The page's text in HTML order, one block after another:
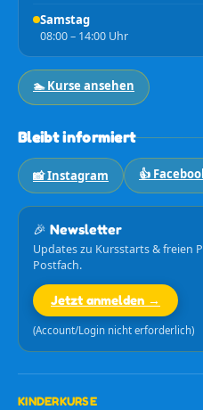
Samstag
08:00 – 14:00 Uhr
🏊 Kurse ansehen
Bleibt informiert
📸 Instagram 👍
🎉 Newsletter
Updates zu Kursstarts & freien
Postfach.
Jetzt anmelden →
(Account/Login nicht erforderlich)
KINDERKURSE